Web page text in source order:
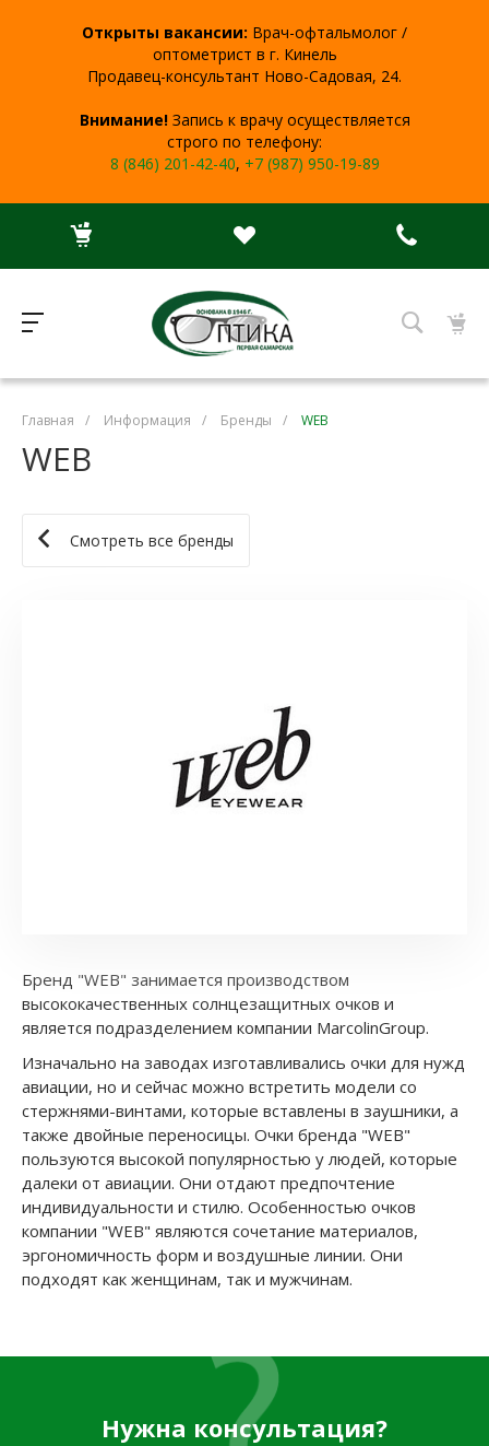
Открыты вакансии: Врач-офтальмолог /
оптометрист в г. Кинель
Продавец-консультант Ново-Садовая, 24.
Внимание!Запись к врачу осуществляется
строго по телефону:
8 (846) 201-42-40, +7 (987) 950-19-89
Главная / Информация / Бренды / WEB
WEB
Смотреть все бренды
Бренд "WEB" занимается производством
высококачественных солнцезащитных очков и
является подразделением компании MarcolinGroup.
Изначально на заводах изготавливались очки для нужд
авиации, но и сейчас можно встретить модели со
стержнями-винтами, которые вставлены в заушники, а
также двойные переносицы. Очки бренда "WEB"
пользуются высокой популярностью у людей, которые
далеки от авиации. Они отдают предпочтение
индивидуальности и стилю. Особенностью очков
компании "WEB" являются сочетание материалов,
эргономичность форм и воздушные линии. Они
подходят как женщинам, так и мужчинам.
Нужна консультация?